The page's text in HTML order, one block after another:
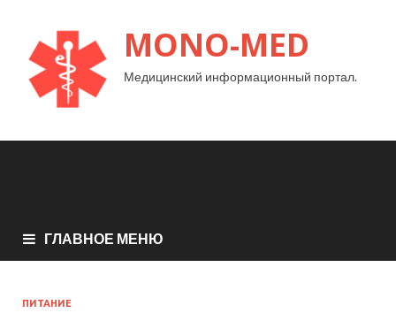
MONO-MED
Медицинский информационный портал.
ГЛАВНОЕ МЕНЮ
ПИТАНИЕ